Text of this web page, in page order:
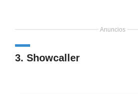
Anuncios
3. Showcaller